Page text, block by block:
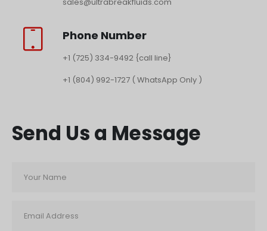
Phone Number
+1 (725) 334-9492 {call line}
+1 (804) 992-1727 ( WhatsApp Only )
Send Us a Message